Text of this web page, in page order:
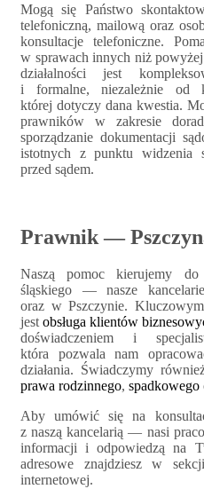
Mogą się Państwo
telefoniczną, mailową oraz
konsultacje telefoniczne.
w sprawach innych niż
działalności jest
i formalne, niezależnie od
której dotyczy dana kwestia.
prawników w zakresie
sporządzanie dokumentacji
istotnych z punktu widzenia
przed sądem.
Prawnik —
Naszą pomoc kierujemy do
śląskiego — nasze
oraz w Pszczynie. Kluczowym
jestobsługa klientów
doświadczeniem i
która pozwala nam
działania. Świadczymy
prawa rodzinnego, spadkowego
Aby umówić się na
z naszą kancelarią — nasi
informacji i odpowiedzą na
adresowe znajdziesz w
internetowej.